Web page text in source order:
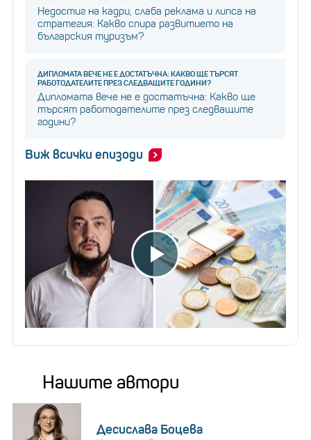
Недостиг на кадри, слаба реклама и липса на
стратегия: Какво спира развитието на
българския туризъм?
ДИПЛОМАТА ВЕЧЕ НЕ Е ДОСТАТЪЧНА: КАКВО ЩЕ ТЪРСЯТ
РАБОТОДАТЕЛИТЕ ПРЕЗ СЛЕДВАЩИТЕ ГОДИНИ?
Дипломата вече не е достатъчна: Какво ще
търсят работодателите през следващите
години?
Виж всички епизоди
Нашите автори
Десислава Боцева